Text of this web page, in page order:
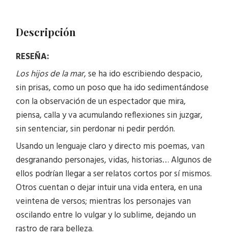
Descripción
RESEÑA:
Los hijos de la mar, se ha ido escribiendo despacio,
sin prisas, como un poso que ha ido sedimentándose
con la observación de un espectador que mira,
piensa, calla y va acumulando reflexiones sin juzgar,
sin sentenciar, sin perdonar ni pedir perdón.
Usando un lenguaje claro y directo mis poemas, van
desgranando personajes, vidas, historias… Algunos de
ellos podrían llegar a ser relatos cortos por sí mismos.
Otros cuentan o dejar intuir una vida entera, en una
veintena de versos; mientras los personajes van
oscilando entre lo vulgar y lo sublime, dejando un
rastro de rara belleza.